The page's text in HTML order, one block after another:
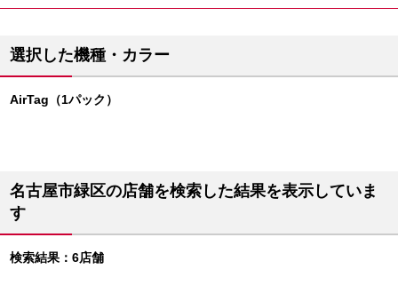
選択した機種・カラー
AirTag（1パック）
名古屋市緑区の店舗を検索した結果を表示していま
す
検索結果：6店舗